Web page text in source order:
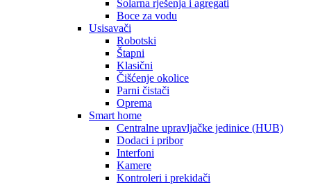
Solarna rješenja i agregati
Boce za vodu
Usisavači
Robotski
Štapni
Klasični
Čišćenje okolice
Parni čistači
Oprema
Smart home
Centralne upravljačke jedinice (HUB)
Dodaci i pribor
Interfoni
Kamere
Kontroleri i prekidači